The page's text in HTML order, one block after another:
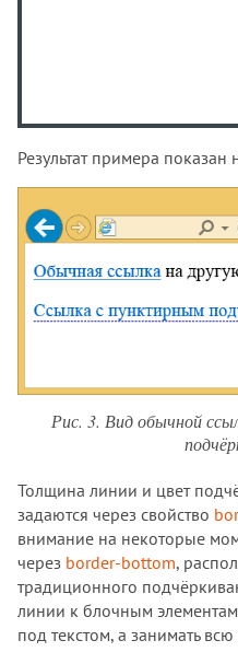
Результат примера показан
Рис. 3. Вид обычной
Толщина линии и цвет
задаются через свойство
внимание на некоторые
через border-bottom,
традиционного
линии к блочным
под текстом, а занимать